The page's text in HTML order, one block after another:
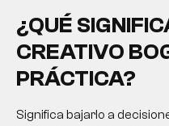
¿QUÉ
CREATIVO
PRÁCTICA?
Significa bajarlo a